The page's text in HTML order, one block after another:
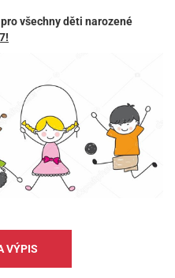
všechny děti narozené
VÝPIS